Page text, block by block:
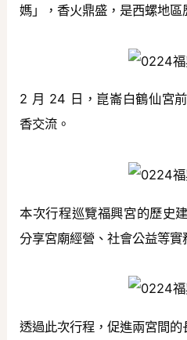
媽」，香火鼎盛，是西螺地區
2 月 24 日，崑崙白鶴仙宮
香交流。
本次行程巡覽福興宮的歷史
分享宮廟經營、社會公益等實
透過此次行程，促進兩宮間的